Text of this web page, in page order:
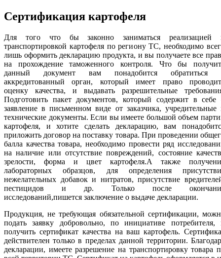
Сертификация картофеля
Для того что бы законно заниматься реализацией
транспортировкой картофеля по региону ТС, необходимо
лишь оформить декларацию продукта, и вы получаете все
на прохождение таможенного контроля. Что бы
данный документ вам понадобится обратиться
аккредитованный орган, который имеет право
оценку качества, и выдавать разрешительные
Подготовить пакет документов, который содержит в себе
заявление в письменном виде от заказчика, учредительные
технические документы. Если вы имеете большой объем
картофеля, и хотите сделать декларацию, вам
приложить договор на поставку товара. При проведении
балла качества товара, необходимо провести ряд
на наличие или отсутствие повреждений, состояние
зрелости, форма и цвет картофеля.А также
лабораторных образцов, для определения
нежелательных добавок и нитратов, присутствие
пестицидов и др. Только после
исследований,пишется заключение о выдаче декларации.
Продукция, не требующая обязательной сертификации,
подать заявку добровольно, по инициативе потребителя,
получить сертификат качества на ваш картофель.
действителен только в пределах данной территории.
декларации, имеете разрешение на транспортировку товара